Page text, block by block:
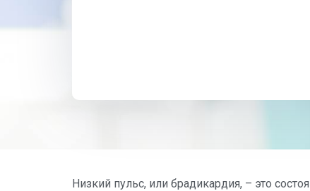
Низкий пульс, или брадикардия, – это